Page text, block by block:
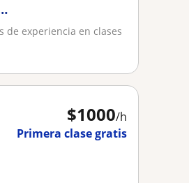
de experiencia en clases
$1000/h
Primera clase gratis